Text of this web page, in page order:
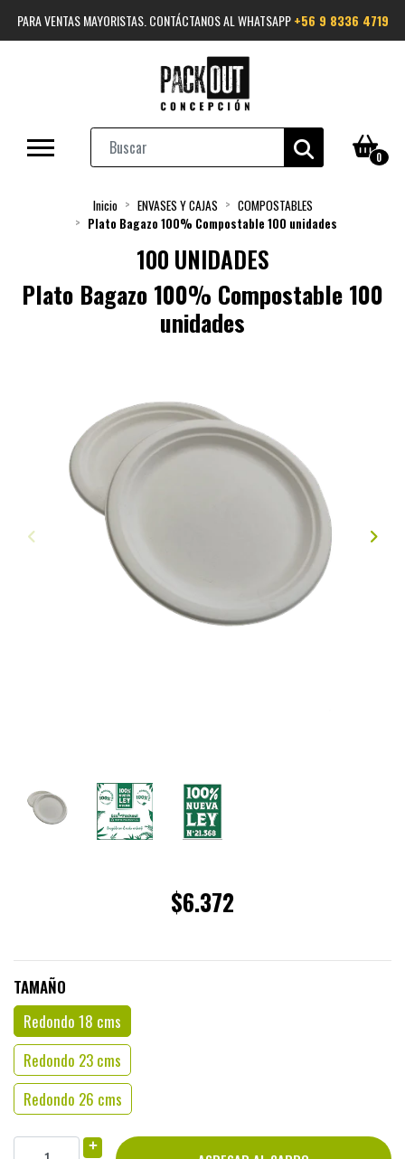
PARA VENTAS MAYORISTAS. CONTÁCTANOS AL WHATSAPP+56 9 8336 4719
0
Inicio ENVASES Y CAJAS
COMPOSTABLES
Plato Bagazo 100% Compostable 100 unidades
100 UNIDADES
Plato Bagazo 100% Compostable 100
unidades
$6.372
TAMAÑO
Redondo 18 cms
Redondo 23 cms
Redondo 26 cms
+